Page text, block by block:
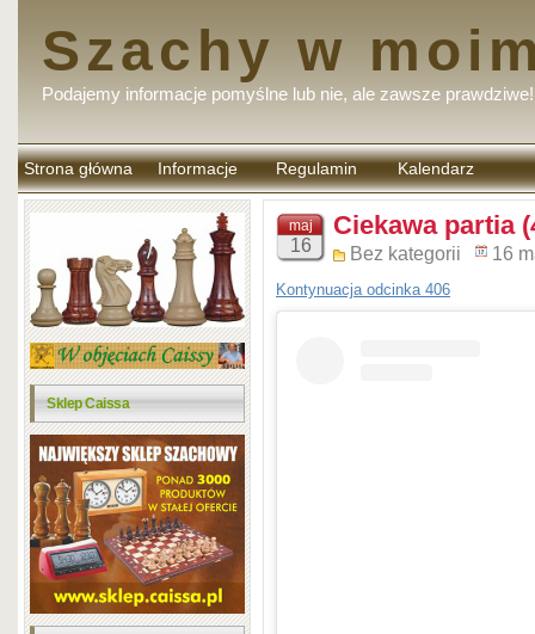
Szachy w
Podajemy informacje pomyślne lub nie, ale zawsze prawdziwe!
Strona główna Informacje Regulamin
komentarzy
Kalendarz
Sklep Caissa
maj
16
Ciekawa partia
Bez kategorii 16
Kontynuacja odcinka 406